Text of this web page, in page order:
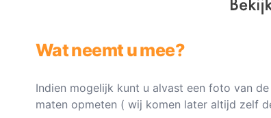
Wat neemt u mee?
Indien mogelijk kunt u alvast een foto van
maten opmeten ( wij komen later altijd zelf